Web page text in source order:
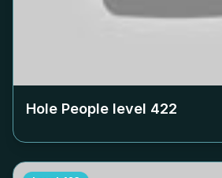
Hole People level 422